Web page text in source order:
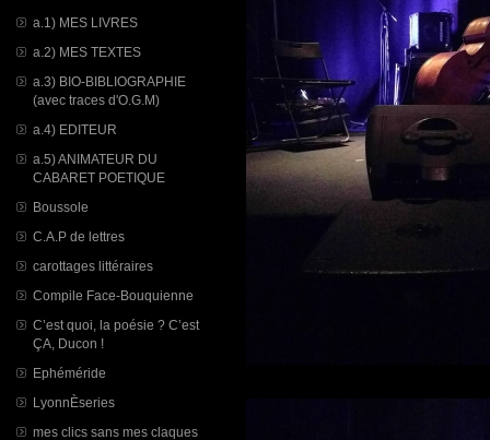
a.1) MES LIVRES
a.2) MES TEXTES
a.3) BIO-BIBLIOGRAPHIE
(avec traces d'O.G.M)
a.4) EDITEUR
a.5) ANIMATEUR DU
CABARET POETIQUE
Boussole
C.A.P de lettres
carottages littéraires
Compile Face-Bouquienne
C’est quoi, la poésie ? C’est
ÇA, Ducon !
Ephéméride
LyonnÈseries
mes clics sans mes claques